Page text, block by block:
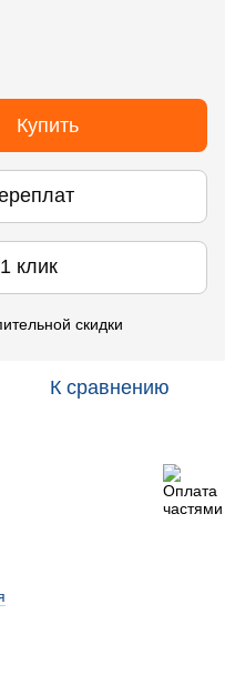
Купить
клик
скидки
К сравнению